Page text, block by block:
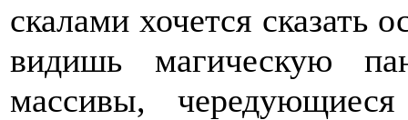
скалами хочется сказать
видишь магическую
массивы,